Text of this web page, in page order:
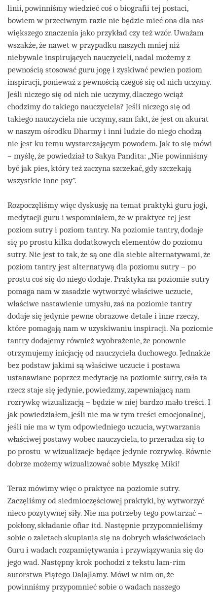
linii, powinniśmy wiedzieć coś o biografii tej postaci,
bowiem w przeciwnym razie nie będzie mieć ona dla nas
większego znaczenia jako przykład czy też wzór. Uważam
wszakże, że nawet w przypadku naszych mniej niż
niebywale inspirujących nauczycieli, nadal możemy z
pewnością stosować guru jogę i zyskiwać pewien poziom
inspiracji, ponieważ z pewnością czegoś się od nich uczymy.
Jeśli niczego się od nich nie uczymy, dlaczego wciąż
chodzimy do takiego nauczyciela? Jeśli niczego się od
takiego nauczyciela nie uczymy, sam fakt, że jest on akurat
w naszym ośrodku Dharmy i inni ludzie do niego chodzą
nie jest ku temu wystarczającym powodem. Jak to się mówi
– myślę, że powiedział to Sakya Pandita: „Nie powinniśmy
być jak pies, który też zaczyna szczekać, gdy szczekają
wszystkie inne psy”.
Rozpoczęliśmy więc dyskusję na temat praktyki guru jogi,
medytacji guru i wspomniałem, że w praktyce tej jest
poziom sutry i poziom tantry. Na poziomie tantry, dodaje
się po prostu kilka dodatkowych elementów do poziomu
sutry. Nie jest to tak, że są one dla siebie alternatywami, że
poziom tantry jest alternatywą dla poziomu sutry – po
prostu coś się do niego dodaje. Praktyka na poziomie sutry
pomaga nam w zasadzie wytworzyć właściwe uczucie,
właściwe nastawienie umysłu, zaś na poziomie tantry
dodaje się jedynie pewne obrazowe detale i inne rzeczy,
które pomagają nam w uzyskiwaniu inspiracji. Na poziomie
tantry dodajemy również wyobrażenie, że ponownie
otrzymujemy inicjację od nauczyciela duchowego. Jednakże
bez podstaw jakimi są właściwe uczucie i postawa
ustanawiane poprzez medytację na poziomie sutry, cała ta
rzecz staje się jedynie, powiedzmy, zapewniającą nam
rozrywkę wizualizacją – będzie w niej bardzo mało treści. I
jak powiedziałem, jeśli nie ma w tym treści emocjonalnej,
jeśli nie ma w tym odpowiedniego uczucia, wytwarzania
właściwej postawy wobec nauczyciela, to przeradza się to
po prostu w wizualizacje będące jedynie rozrywkę. Równie
dobrze możemy wizualizować sobie Myszkę Miki!
Teraz mówimy więc o praktyce na poziomie sutry.
Zaczęliśmy od siedmioczęściowej praktyki, by wytworzyć
nieco pozytywnej siły. Nie ma potrzeby tego powtarzać –
pokłony, składanie ofiar itd. Następnie przypomnieliśmy
sobie o zaletach skupiania się na dobrych właściwościach
Guru i wadach rozpamiętywania i przywiązywania się do
jego wad. Następny krok pochodzi z tekstu lam-rim
autorstwa Piątego Dalajlamy. Mówi w nim on, że
powinniśmy przypomnieć sobie o wadach naszego